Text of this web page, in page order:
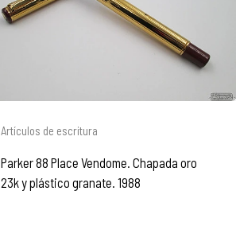
Artículos de escritura
Parker 88 Place Vendome. Chapada oro
23k y plástico granate. 1988